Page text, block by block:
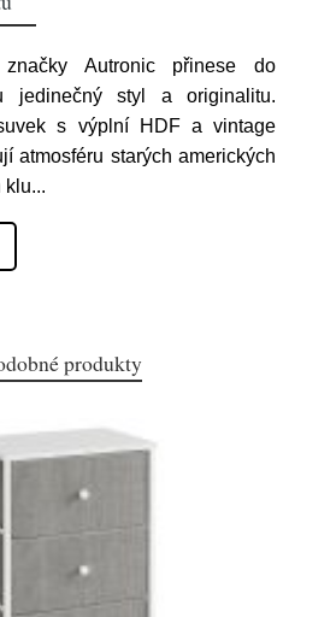
Autronic přinese do
jedinečný styl a originalitu.
s výplní HDF a vintage
atmosféru starých amerických
klu...
produkty